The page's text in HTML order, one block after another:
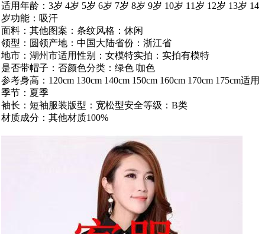
适用年龄：3岁 4岁 5岁 6岁 7岁 8岁 9岁 10岁 11岁 12岁 13岁 14
岁功能：吸汗
面料：其他图案：条纹风格：休闲
领型：圆领产地：中国大陆省份：浙江省
地市：湖州市适用性别：女模特实拍：实拍有模特
是否带帽子：否颜色分类：绿色 咖色
参考身高：120cm 130cm 140cm 150cm 160cm 170cm 175cm适用
季节：夏季
袖长：短袖服装版型：宽松型安全等级：B类
材质成分：其他材质100%